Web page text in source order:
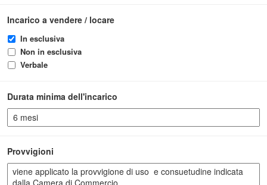
Incarico a vendere / locare
In esclusiva
Non in esclusiva
Verbale
Durata minima dell'incarico
Provvigioni